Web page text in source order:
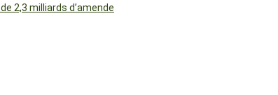
2,3 milliards d’amende